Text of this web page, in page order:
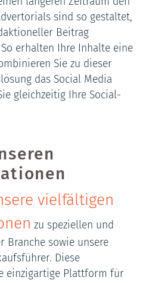
sind so gestaltet,
Beitrag
erhalten Ihre Inhalte eine
Sie zu dieser
das Social Media
gleichzeitig Ihre Social-
vielfältigen
zu speziellen und
Branche sowie unsere
Diese
einzigartige Plattform für